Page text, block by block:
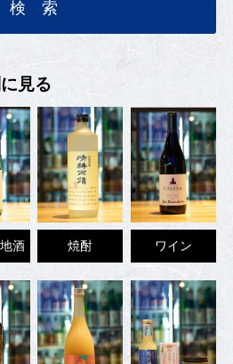
見る
酒 焼酎 ワイン